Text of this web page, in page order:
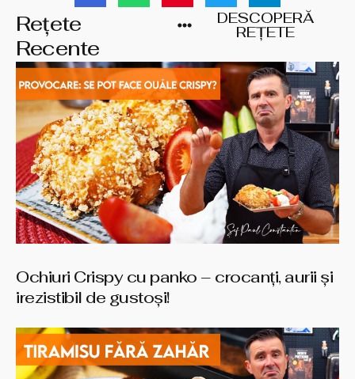
Rețete
Recente
DESCOPERĂ
REȚETE
Ochiuri Crispy cu panko – crocanți, aurii și
irezistibil de gustoși!